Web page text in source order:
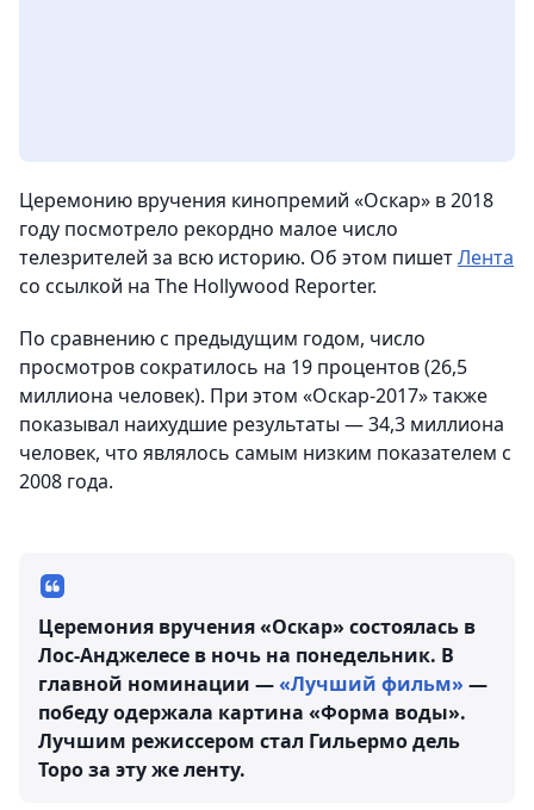
Церемонию вручения кинопремий «Оскар» в 2018
году посмотрело рекордно малое число
телезрителей за всю историю. Об этом пишетЛента
со ссылкой на The Hollywood Reporter.
По сравнению с предыдущим годом, число
просмотров сократилось на 19 процентов (26,5
миллиона человек). При этом «Оскар-2017» также
показывал наихудшие результаты — 34,3 миллиона
человек, что являлось самым низким показателем с
2008 года.
Церемония вручения «Оскар» состоялась в
Лос-Анджелесе в ночь на понедельник. В
главной номинации —«Лучший фильм» —
победу одержала картина «Форма воды».
Лучшим режиссером стал Гильермо дель
Торо за эту же ленту.